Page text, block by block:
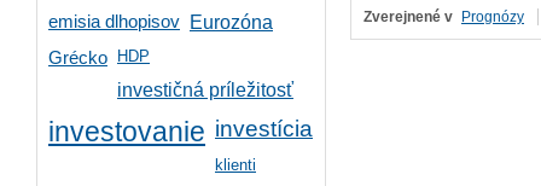
emisia dlhopisov
Eurozóna
Grécko HDP
investičná príležitosť
investovanie investícia
klienti
Zverejnené v Prognózy